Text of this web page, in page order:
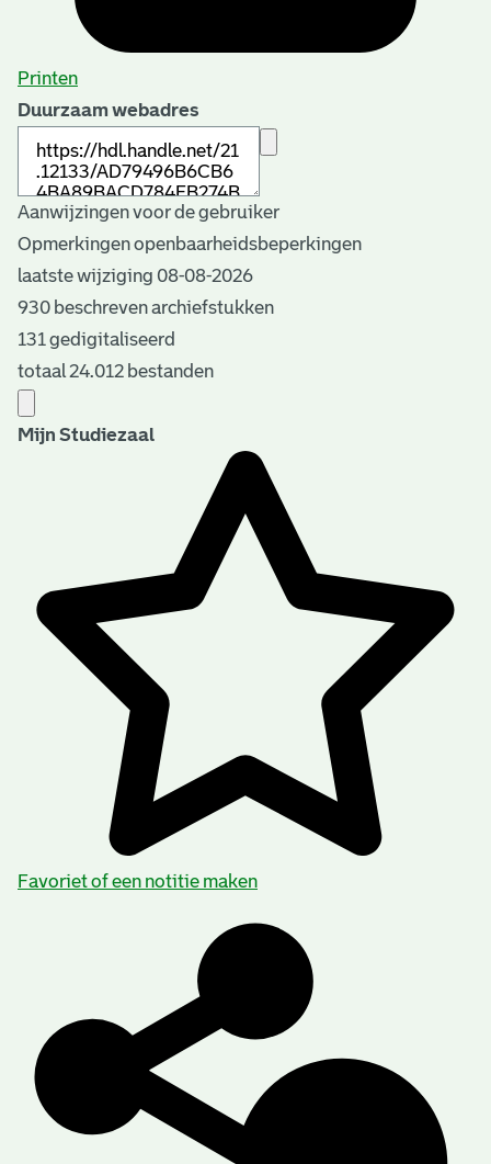
Printen
Duurzaam webadres
Aanwijzingen voor de gebruiker
Opmerkingen openbaarheidsbeperkingen
laatste wijziging 08-08-2026
930 beschreven archiefstukken
131 gedigitaliseerd
totaal 24.012 bestanden
Mijn Studiezaal
Favoriet of een notitie maken